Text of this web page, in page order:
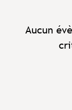
Aucun